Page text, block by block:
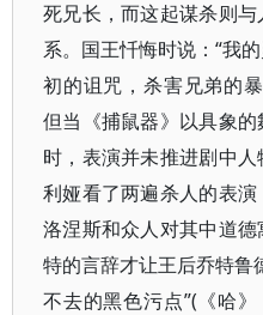
死兄长，而这起谋杀则
系。国王忏悔时说：“我
初的诅咒，杀害兄弟的
但当《捕鼠器》以具象
时，表演并未推进剧中
利娅看了两遍杀人的表
洛涅斯和众人对其中道
特的言辞才让王后乔特鲁
不去的黑色污点”(《哈